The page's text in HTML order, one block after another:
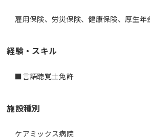
雇用保険、労災保険、健康保険、厚生年
経験・スキル
■言語聴覚士免許
施設種別
ケアミックス病院